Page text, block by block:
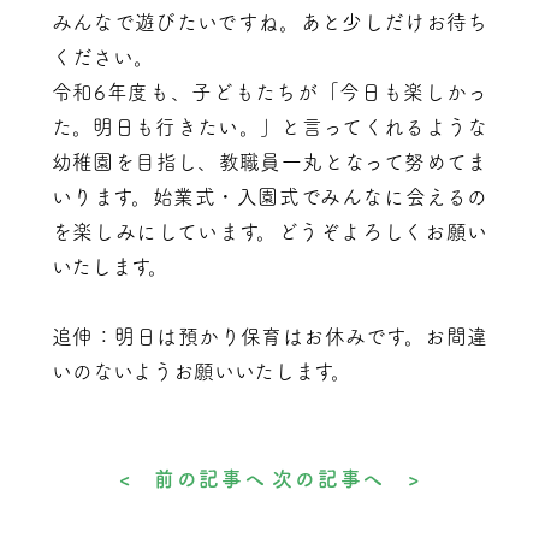
みんなで遊びたいですね。あと少しだけお待ち
ください。
令和6年度も、子どもたちが「今日も楽しかっ
た。明日も行きたい。」と言ってくれるような
幼稚園を目指し、教職員一丸となって努めてま
いります。始業式・入園式でみんなに会えるの
を楽しみにしています。どうぞよろしくお願い
いたします。
追伸：明日は預かり保育はお休みです。お間違
いのないようお願いいたします。
< 前の記事へ 次の記事へ >